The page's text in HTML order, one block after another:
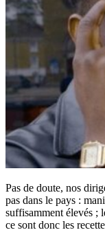
Pas de doute, nos
pas dans le pays :
suffisamment élevés ;
ce sont donc les